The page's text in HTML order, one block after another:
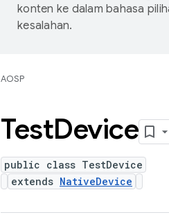
konten ke dalam bahasa
kesalahan.
AOSP
TestDevice
public class TestDevice
extends NativeDevice